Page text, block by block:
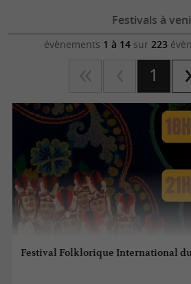
Festivals à
évènements 1 à 14sur 223
1
Festival Folklorique International